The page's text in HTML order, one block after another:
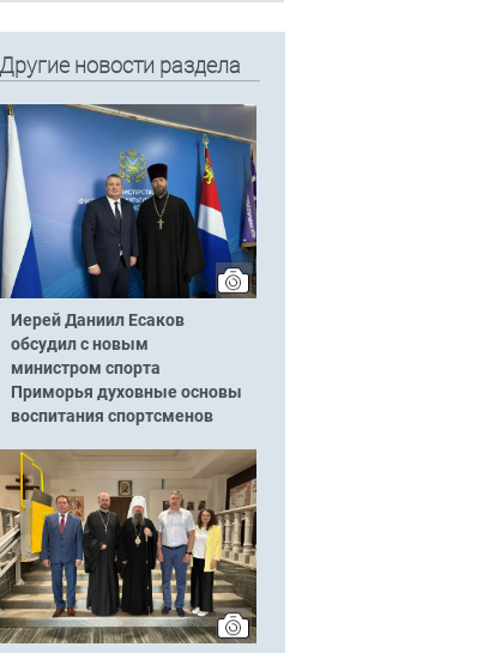
Другие новости раздела
Иерей Даниил Есаков
обсудил с новым
министром спорта
Приморья духовные основы
воспитания спортсменов